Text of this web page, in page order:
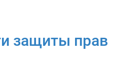
защиты прав